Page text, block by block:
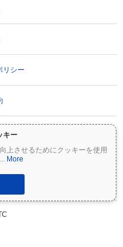
キー
上させるためにクッキーを使用
... More
リシー
す。Coinpaprikaのすべての情報は
アドバイスを構成するものではあ
査（DYOR）を行い、資格のあるファ
は、この情報の使用に起
。